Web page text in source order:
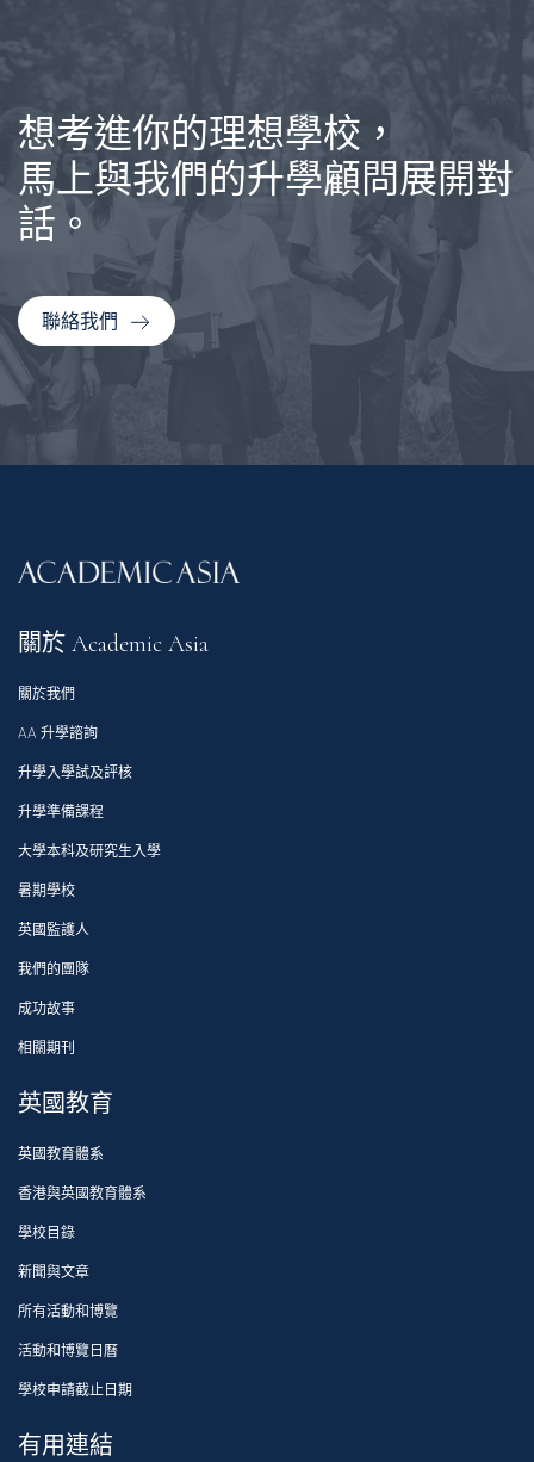
想考進你的理想學校，
馬上與我們的升學顧問展開對
話。
聯絡我們
關於 Academic Asia
關於我們
AA 升學諮詢
升學入學試及評核
升學準備課程
大學本科及研究生入學
暑期學校
英國監護人
我們的團隊
成功故事
相關期刊
英國教育
英國教育體系
香港與英國教育體系
學校目錄
新聞與文章
所有活動和博覽
活動和博覽日曆
學校申請截止日期
有用連結